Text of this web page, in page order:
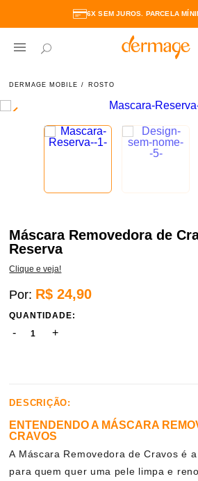
6X SEM JUROS. PARCELA
DERMAGE MOBILE ROSTO
Máscara Removedora de
Reserva
Clique e veja!
Por: R$ 24,90
QUANTIDADE:
- +
DESCRIÇÃO:
ENTENDENDO A MÁSCARA
CRAVOS
A Máscara Removedora de Cravos é
para quem quer uma pele limpa e